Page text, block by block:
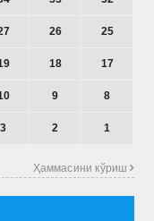
26 25
18 17
9 8
3 2 1
Ҳаммасини кўриш 